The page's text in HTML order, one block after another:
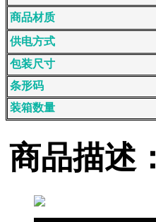
商品材质
供电方式
包装尺寸
条形码
装箱数量
商品描述：